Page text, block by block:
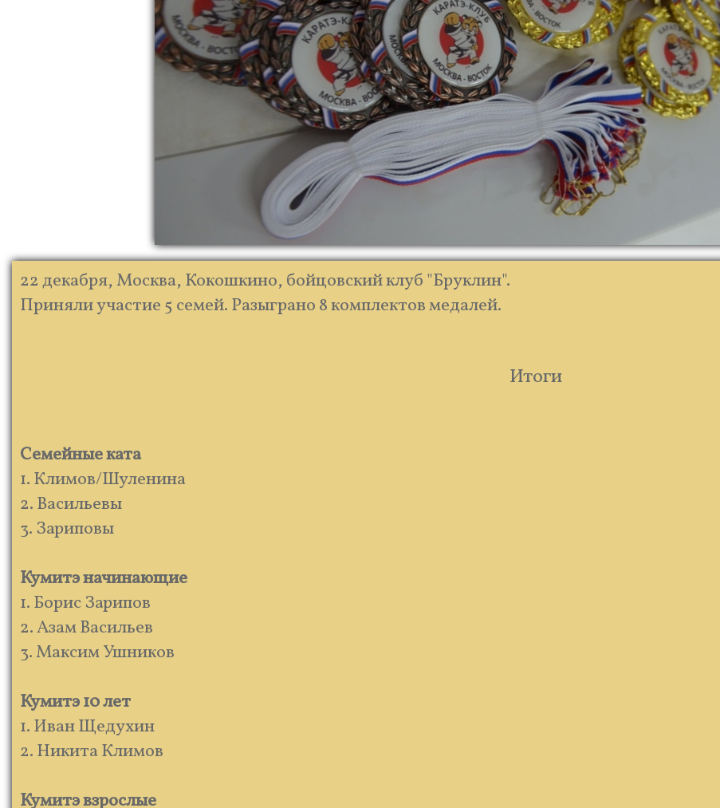
22 декабря, Москва, Кокошкино, бойцовский клуб "Бруклин".
Приняли участие 5 семей. Разыграно 8 комплектов медалей.
Итоги
Семейные ката
1. Климов/Шуленина
2. Васильевы
3. Зариповы
Кумитэ начинающие
1. Борис Зарипов
2. Азам Васильев
3. Максим Ушников
Кумитэ 10 лет
1. Иван Щедухин
2. Никита Климов
Кумитэ взрослые